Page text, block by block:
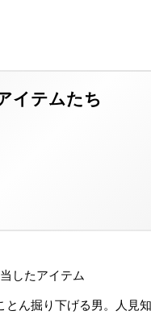
したアイテム
とん掘り下げる男。人見